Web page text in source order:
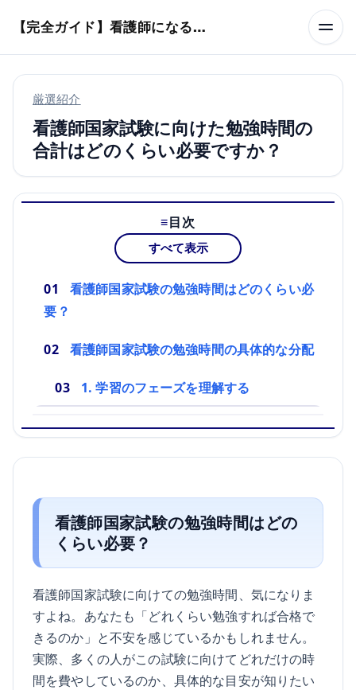
【完全ガイド】看護師になるまでのステップ＆スケジュール
厳選紹介
看護師国家試験に向けた勉強時間の
合計はどのくらい必要ですか？
目次
すべて表示
看護師国家試験の勉強時間はどのくらい必
要？
看護師国家試験の勉強時間の具体的な分配
1. 学習のフェーズを理解する
看護師国家試験の勉強時間はどの
くらい必要？
看護師国家試験に向けての勉強時間、気になりま
すよね。あなたも「どれくらい勉強すれば合格で
きるのか」と不安を感じているかもしれません。
実際、多くの人がこの試験に向けてどれだけの時
間を費やしているのか、具体的な目安が知りたい